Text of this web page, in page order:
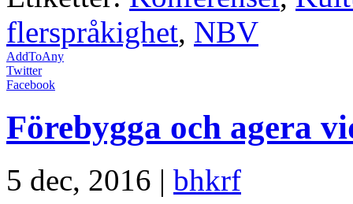
flerspråkighet, NBV
AddToAny
Twitter
Facebook
Förebygga och agera
5 dec, 2016 | bhkrf